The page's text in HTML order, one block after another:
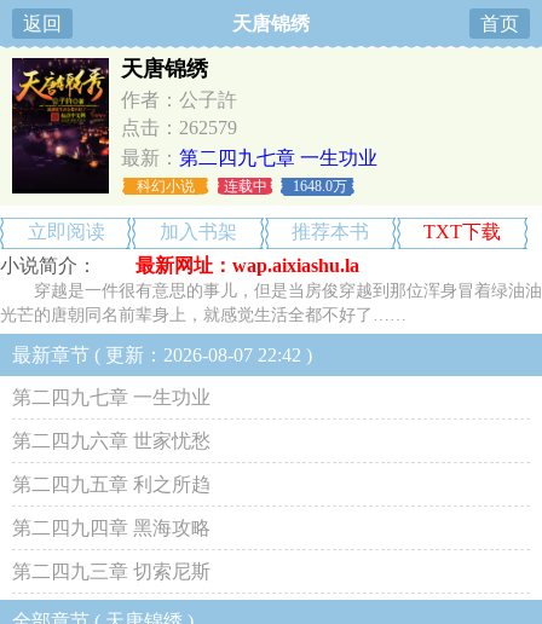
返回 天唐锦绣 首页
天唐锦绣
作者：公子許
点击：262579
最新： 第二四九七章 一生功业
科幻小说 连载中 1648.0万
立即阅读 加入书架 推荐本书
TXT下载
小说简介：
最新网址：wap.aixiashu.la
穿越是一件很有意思的事儿，但是当房俊穿越到那位浑身冒着绿油油
光芒的唐朝同名前辈身上，就感觉生活全都不好了……
最新章节 ( 更新：2026-08-07 22:42 )
第二四九七章 一生功业
第二四九六章 世家忧愁
第二四九五章 利之所趋
第二四九四章 黑海攻略
第二四九三章 切索尼斯